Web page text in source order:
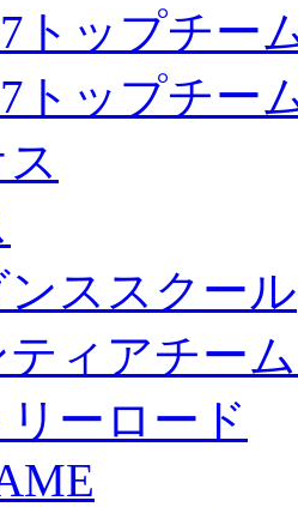
トップチー
トップチー
ススクール
ィアチー
ーロード